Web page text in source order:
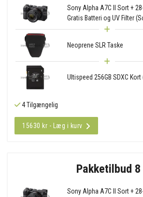
Sony Alpha A7C II Sort +
Gratis Batteri og UV Filter
Neoprene SLR Taske
Ultispeed 256GB SDXC
4 Tilgængelig
15630 kr - Læg i kurv
Pakketilbud 8
Sony Alpha A7C II Sort +